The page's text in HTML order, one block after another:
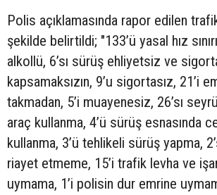
Polis açıklamasında rapor edilen
şekilde belirtildi; "133’ü yasal hız
alkollü, 6’sı sürüş ehliyetsiz ve
kapsamaksızın, 9’u sigortasız, 21’i
takmadan, 5’i muayenesiz, 26’sı
araç kullanma, 4’ü sürüş esnasında
kullanma, 3’ü tehlikeli sürüş yapma,
riayet etmeme, 15’i trafik levha ve
uymama, 1’i polisin dur emrine